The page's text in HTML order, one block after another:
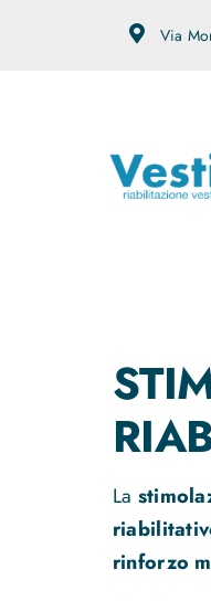
Via
La
rinforzo